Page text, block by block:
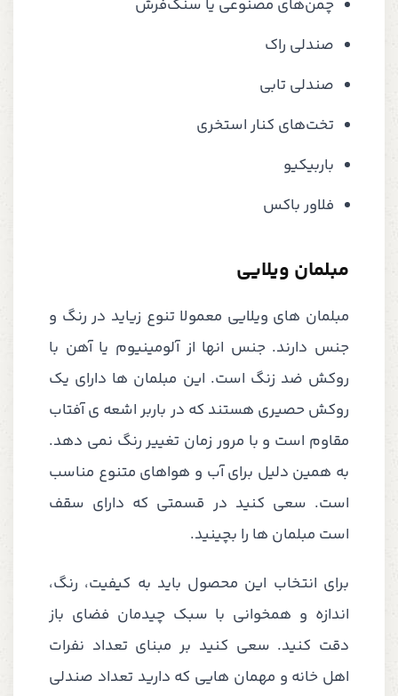
چمن‌های مصنوعی یا سنگ‌فرش
صندلی راک
صندلی تابی
تخت‌های کنار استخری
باربیکیو
فلاور باکس
مبلمان ویلایی
مبلمان های ویلایی معمولا تنوع زیاید در رنگ و
جنس دارند. جنس انها از آلومینیوم یا آهن با
روکش ضد زنگ است. این مبلمان ها دارای یک
روکش حصیری هستند که در باربر اشعه ی آفتاب
مقاوم است و با مرور زمان تغییر رنگ نمی دهد.
به همین دلیل برای آب و هواهای متنوع مناسب
است. سعی کنید در قسمتی که دارای سقف
است مبلمان ها را بچینید.
برای انتخاب این محصول باید به کیفیت، رنگ،
اندازه و همخوانی با سبک چیدمان فضای باز
دقت کنید. سعی کنید بر مبنای تعداد نفرات
اهل خانه و مهمان هایی که دارید تعداد صندلی